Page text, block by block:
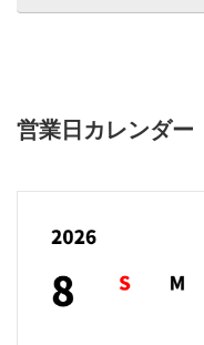
営業日カレンダー